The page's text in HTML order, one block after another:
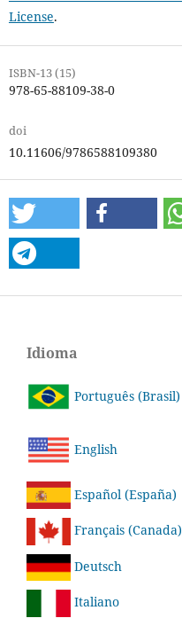
License.
ISBN-13 (15)
978-65-88109-38-0
doi
10.11606/9786588109380
Idioma
Português (Brasil)
English
Español (España)
Français (Canada)
Deutsch
Italiano